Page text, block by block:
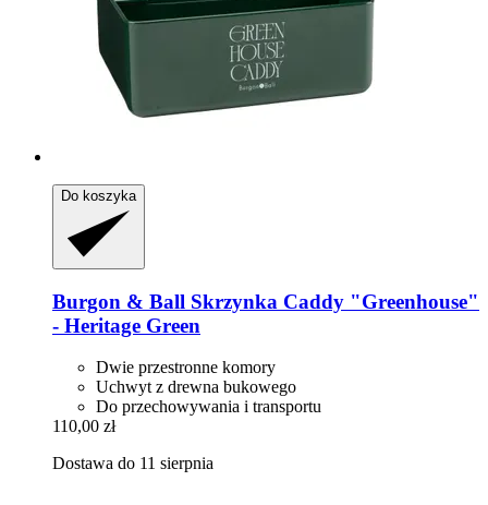
Do koszyka
Burgon & Ball Skrzynka Caddy "Greenhouse"
-​ Heritage Green
Dwie przestronne komory
Uchwyt z drewna bukowego
Do przechowywania i transportu
110,00 zł
Dostawa do 11 sierpnia